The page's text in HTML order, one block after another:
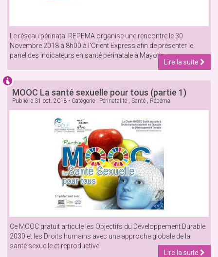
Le réseau périnatal REPEMA organise une rencontre le 30
Novembre 2018 à 8h00 à l'Orient Express afin de présenter le
panel des indicateurs en santé périnatale à Mayotte.
Lire la suite
MOOC La santé sexuelle pour tous (partie 1)
Publié le 31 oct. 2018 - Catégorie : Périnatalité , Santé , Répéma
Ce MOOC gratuit articule les Objectifs du Développement Durable
2030 et les Droits humains avec une approche globale de la
santé sexuelle et reproductive.
Lire la suite